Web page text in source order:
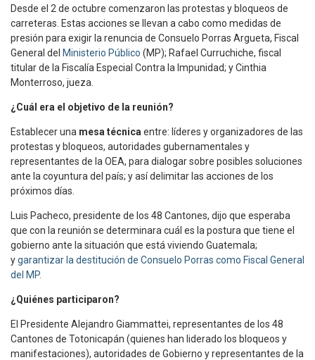
Desde el 2 de octubre comenzaron las protestas y bloqueos de
carreteras. Estas acciones se llevan a cabo como medidas de
presión para exigir la renuncia de Consuelo Porras Argueta, Fiscal
General del Ministerio Público (MP); Rafael Curruchiche, fiscal
titular de la Fiscalía Especial Contra la Impunidad; y Cinthia
Monterroso, jueza.
¿Cuál era el objetivo de la reunión?
Establecer una mesa técnica entre: líderes y organizadores de las
protestas y bloqueos, autoridades gubernamentales y
representantes de la OEA, para dialogar sobre posibles soluciones
ante la coyuntura del país; y así delimitar las acciones de los
próximos días.
Luis Pacheco, presidente de los 48 Cantones, dijo que esperaba
que con la reunión se determinara cuál es la postura que tiene el
gobierno ante la situación que está viviendo Guatemala;
ygarantizar la destitución de Consuelo Porras como Fiscal General
del MP.
¿Quiénes participaron?
El Presidente Alejandro Giammattei, representantes de los 48
Cantones de Totonicapán (quienes han liderado los bloqueos y
manifestaciones), autoridades de Gobierno y representantes de la